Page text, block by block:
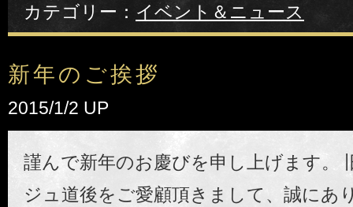
カテゴリー： イベント＆ニュース
新年のご挨拶
2015/1/2 UP
謹んで新年のお慶びを申し上げます。
ジュ道後をご愛顧頂きまして、誠にあ